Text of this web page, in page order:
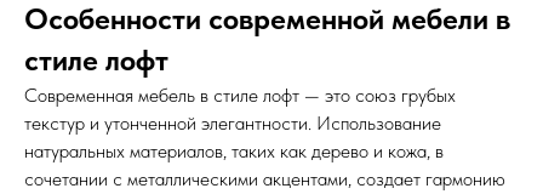
Особенности современной мебели в
стиле лофт
Современная мебель в стиле лофт — это союз грубых
текстур и утонченной элегантности. Использование
натуральных материалов, таких как дерево и кожа, в
сочетании с металлическими акцентами, создает гармонию